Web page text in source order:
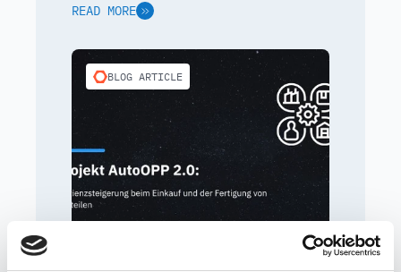
READ MORE
BLOG ARTICLE